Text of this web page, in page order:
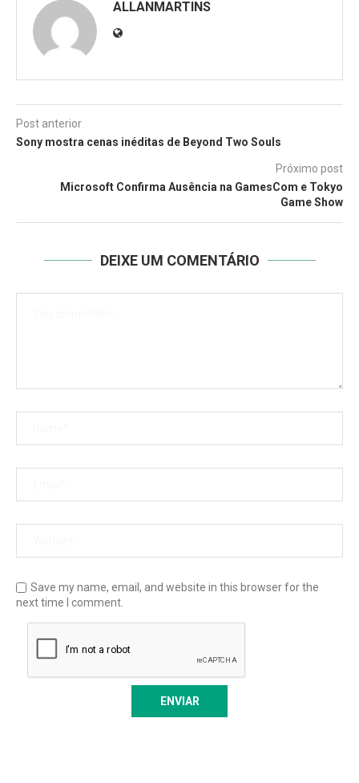
ALLANMARTINS
Post anterior
Sony mostra cenas inéditas de Beyond Two Souls
Próximo post
Microsoft Confirma Ausência na GamesCom e Tokyo
Game Show
DEIXE UM COMENTÁRIO
Save my name, email, and website in this browser for the
next time I comment.